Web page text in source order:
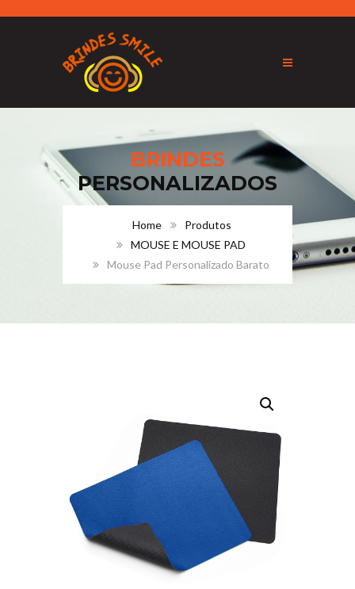
BRINDES
PERSONALIZADOS
Home
Produtos
MOUSE E MOUSE PAD
Mouse Pad Personalizado Barato